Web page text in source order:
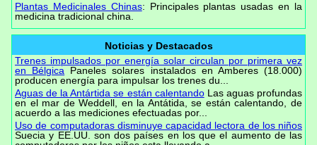
Plantas Medicinales Chinas: Principales plantas usadas en la
medicina tradicional china.
Noticias y Destacados
Trenes impulsados por energía solar circulan por primera vez
en Bélgica Paneles solares instalados en Amberes (18.000)
producen energía para impulsar los trenes du...
Aguas de la Antártida se están calentandoLas aguas profundas
en el mar de Weddell, en la Antátida, se están calentando, de
acuerdo a las mediciones efectuadas por...
Uso de computadoras disminuye capacidad lectora de los niños
Suecia y EE.UU. son dos países en los que el aumento de las